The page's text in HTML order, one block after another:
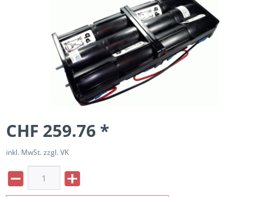
CHF 259.76 *
inkl. MwSt. zzgl. VK